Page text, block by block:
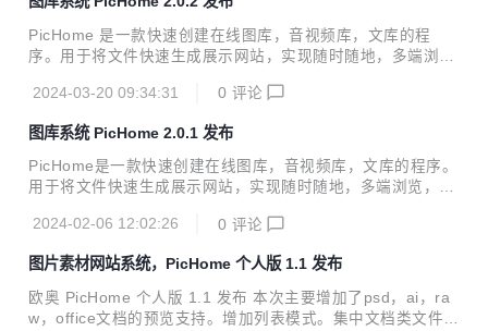
PicHome 是一款快速创建在线图库，音视频库，文库的程
序。用于将文件快速生成展示网站，实现随时随地，多端浏
录，自动根据目录结构生成展示网站。支持添加颜色，标签，
库生成展示网站。支持 Eagle 库的颜色，标签，描述，评分等
信息。 3、指定 Billfish 库目录，自动将 Billfish 库生成展示网
站。支持 Billfish 库的颜色，标签，描述，评分等信息。 4、
序，可以将网盘内容自动生成展示网站。支持...
2024-03-20 09:34:31 0 评论
图库系统 PicHome 2.0.1 发布
PicHome是一款快速创建在线图库，音视频库，文库的程序。
用于将文件快速生成展示网站，实现随时随地，多端浏览，多
根据目录结构生成展示网站。支持添加颜色，标签，描述，评
站。支持Eagle库的颜色，标签，描述，评分等信息。 3、指
定Billfish库目录，自动将Billfish库生成展示网站。支持Billfish
库的颜色，标签，描述，评分等信息。 4、自带网盘功能，是
2024-02-06 12:02:26 0 评论
图片素材网站系统，PicHome 个人版 1.1 发布
欧奥 PicHome 个人版 1.1 发布 本次主要增加了psd，ai，ra
w，office文档的预览支持。增加列表模式。集中文档类文件展